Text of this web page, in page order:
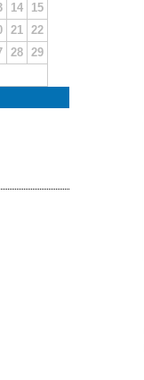
14
15
21 22
28 29